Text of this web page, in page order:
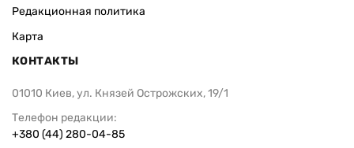
Редакционная политика
Карта
КОНТАКТЫ
01010 Киев, ул. Князей Острожских, 19/1
Телефон редакции:
+380 (44) 280-04-85